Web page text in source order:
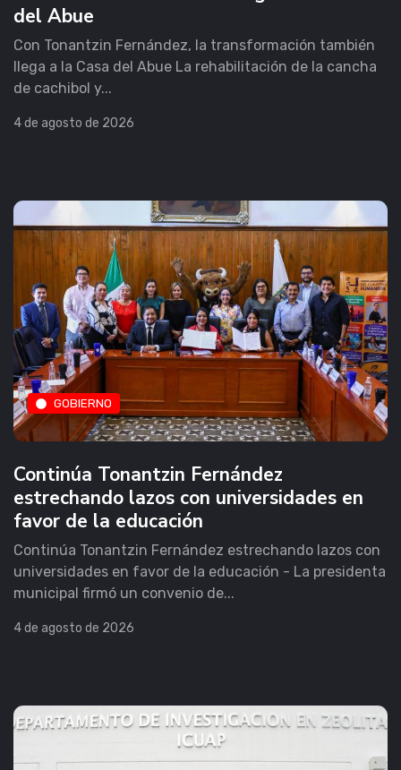
del Abue
Con Tonantzin Fernández, la transformación también
llega a la Casa del Abue La rehabilitación de la cancha
de cachibol y...
4 de agosto de 2026
GOBIERNO
Continúa Tonantzin Fernández
estrechando lazos con universidades en
favor de la educación
Continúa Tonantzin Fernández estrechando lazos con
universidades en favor de la educación - La presidenta
municipal firmó un convenio de...
4 de agosto de 2026